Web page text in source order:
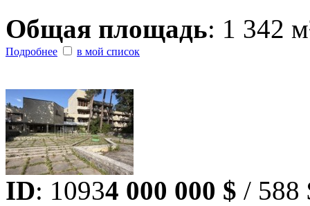
Общая площадь: 1 342
Подробнее в мой список
ID: 10934 000 000 $ / 588